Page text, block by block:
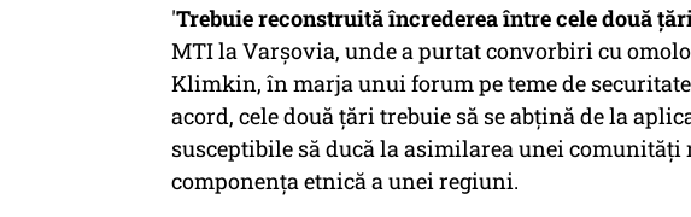
'Trebuie reconstruită încrederea între cele două
MTI la Varşovia, unde a purtat convorbiri cu
Klimkin, în marja unui forum pe teme de
acord, cele două ţări trebuie să se abţină de la
susceptibile să ducă la asimilarea unei comunităţi
componenţa etnică a unei regiuni.